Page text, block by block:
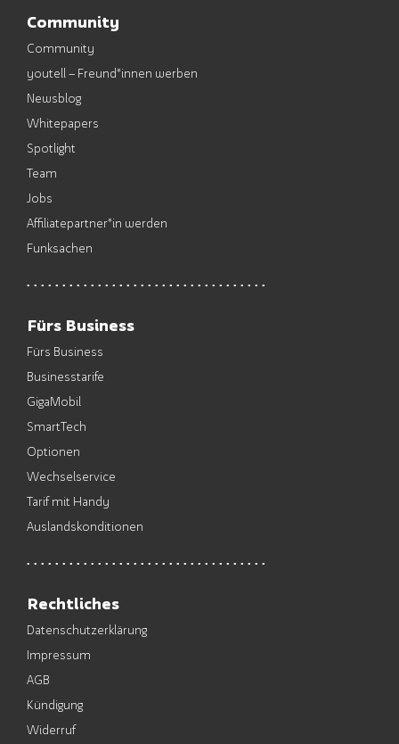
Community
Community
youtell – Freund*innen werben
Newsblog
Whitepapers
Spotlight
Team
Jobs
Affiliatepartner*in werden
Funksachen
Fürs Business
Fürs Business
Businesstarife
GigaMobil
SmartTech
Optionen
Wechselservice
Tarif mit Handy
Auslandskonditionen
Rechtliches
Datenschutzerklärung
Impressum
AGB
Kündigung
Widerruf